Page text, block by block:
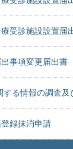
受診施設設置届
事項変更届出書
する情報の調査及
録抹消申請